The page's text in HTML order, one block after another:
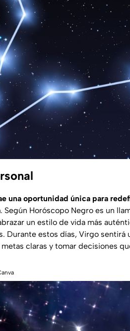
una oportunidad única para
. Según Horóscopo Negro es un
un estilo de vida más
Durante estos días, Virgo
claras y tomar decisiones